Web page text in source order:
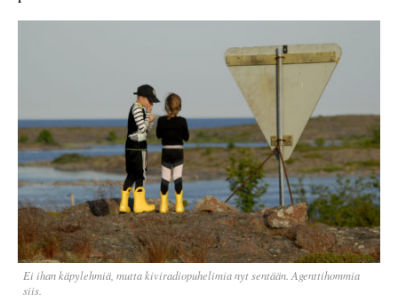
Ei ihan käpylehmiä, mutta kiviradiopuhelimia nyt sentään. Agenttihommia
siis.